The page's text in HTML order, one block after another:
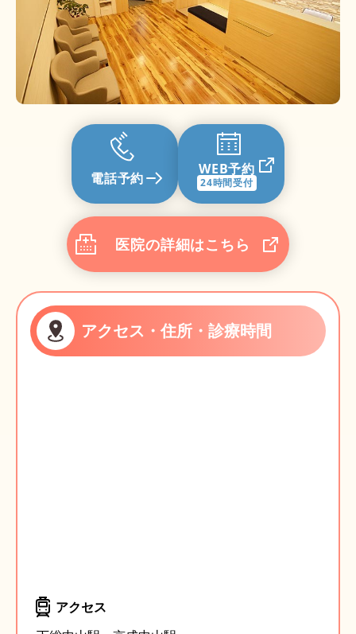
船橋リボン歯科・矯正歯科
船橋森谷歯科クリニック
ふなばしキッズデンタル
電話予約
WEB予約
24時間受付
医院の詳細はこちら
アクセス・住所・診療時間
アクセス